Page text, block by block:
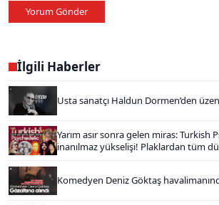
Yorum Gönder
İlgili Haberler
Usta sanatçı Haldun Dormen’den
Yarım asır sonra gelen miras: Turkish
inanılmaz yükselişi! Plaklardan tüm
Komedyen Deniz Göktaş